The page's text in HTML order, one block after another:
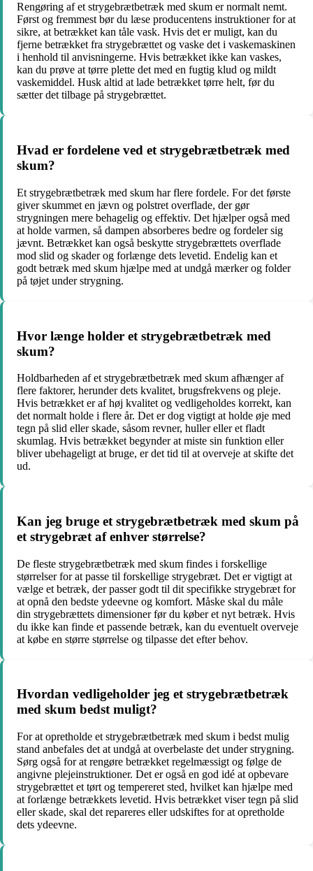
Rengøring af et strygebrætbetræk med skum er normalt nemt.
Først og fremmest bør du læse producentens instruktioner for at
sikre, at betrækket kan tåle vask. Hvis det er muligt, kan du
fjerne betrækket fra strygebrættet og vaske det i vaskemaskinen
i henhold til anvisningerne. Hvis betrækket ikke kan vaskes,
kan du prøve at tørre plette det med en fugtig klud og mildt
vaskemiddel. Husk altid at lade betrækket tørre helt, før du
sætter det tilbage på strygebrættet.
Hvad er fordelene ved et strygebrætbetræk med
skum?
Et strygebrætbetræk med skum har flere fordele. For det første
giver skummet en jævn og polstret overflade, der gør
strygningen mere behagelig og effektiv. Det hjælper også med
at holde varmen, så dampen absorberes bedre og fordeler sig
jævnt. Betrækket kan også beskytte strygebrættets overflade
mod slid og skader og forlænge dets levetid. Endelig kan et
godt betræk med skum hjælpe med at undgå mærker og folder
på tøjet under strygning.
Hvor længe holder et strygebrætbetræk med
skum?
Holdbarheden af et strygebrætbetræk med skum afhænger af
flere faktorer, herunder dets kvalitet, brugsfrekvens og pleje.
Hvis betrækket er af høj kvalitet og vedligeholdes korrekt, kan
det normalt holde i flere år. Det er dog vigtigt at holde øje med
tegn på slid eller skade, såsom revner, huller eller et fladt
skumlag. Hvis betrækket begynder at miste sin funktion eller
bliver ubehageligt at bruge, er det tid til at overveje at skifte det
ud.
Kan jeg bruge et strygebrætbetræk med skum på
et strygebræt af enhver størrelse?
De fleste strygebrætbetræk med skum findes i forskellige
størrelser for at passe til forskellige strygebræt. Det er vigtigt at
vælge et betræk, der passer godt til dit specifikke strygebræt for
at opnå den bedste ydeevne og komfort. Måske skal du måle
din strygebrættets dimensioner før du køber et nyt betræk. Hvis
du ikke kan finde et passende betræk, kan du eventuelt overveje
at købe en større størrelse og tilpasse det efter behov.
Hvordan vedligeholder jeg et strygebrætbetræk
med skum bedst muligt?
For at opretholde et strygebrætbetræk med skum i bedst mulig
stand anbefales det at undgå at overbelaste det under strygning.
Sørg også for at rengøre betrækket regelmæssigt og følge de
angivne plejeinstruktioner. Det er også en god idé at opbevare
strygebrættet et tørt og tempereret sted, hvilket kan hjælpe med
at forlænge betrækkets levetid. Hvis betrækket viser tegn på slid
eller skade, skal det repareres eller udskiftes for at opretholde
dets ydeevne.